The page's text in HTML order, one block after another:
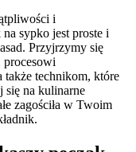
i
sypko jest proste i
Przyjrzymy się
także technikom, które
się na kulinarne
zagościła w Twoim